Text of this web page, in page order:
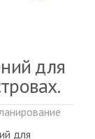
для
для